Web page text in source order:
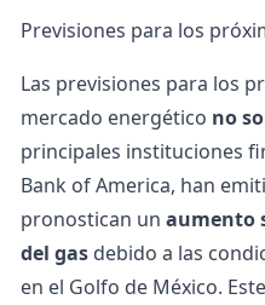
Previsiones para los
Las previsiones para los
mercado energético no
principales instituciones
Bank of America, han
pronostican un aumento
del gas debido a las
en el Golfo de México.